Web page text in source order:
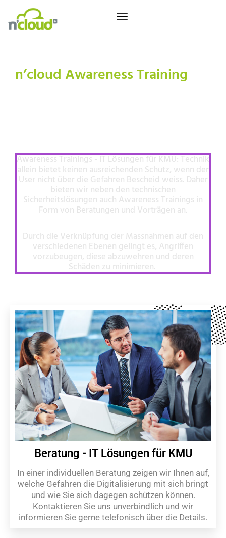
n’cloud Awareness Training
Awareness Trainings - IT Lösungen für KMU: Technik
allein bietet keinen ausreichenden Schutz, wenn der
User nicht über die Gefahren Bescheid weiss. Daher
bieten wir neben den technischen
Sicherheitslösungen auch Awareness Trainings in
Form von Beratungen und Vorträgen an.
Durch die Verknüpfung der Massnahmen auf den
verschiedenen Ebenen gelingt es, Angriffen
vorzubeugen, diese abzuwehren und deren
Schäden zu minimieren.
Beratung - IT Lösungen für KMU
In einer individuellen Beratung zeigen wir Ihnen auf,
welche Gefahren die Digitalisierung mit sich bringt
und wie Sie sich dagegen schützen können.
Kontaktieren Sie uns unverbindlich und wir
informieren Sie gerne telefonisch über die Details.